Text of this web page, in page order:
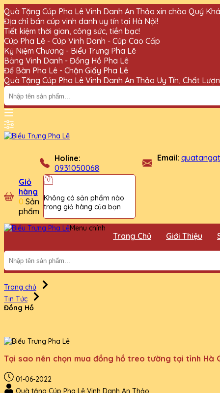
Quà Tặng Cúp Pha Lê Vinh Danh An Thảo xin chào Quý
Địa chỉ bán cúp vinh danh uy tín tại Hà Nội!
Tiết kiệm thời gian, công sức, tiền bạc!
Cúp Pha Lê - Cúp Vinh Danh - Cúp Cao Cấp
Kỷ Niệm Chương - Biểu Trưng Pha Lê
Bảng Vinh Danh - Đồng Hồ Pha Lê
Để Bàn Pha Lê - Chặn Giấy Pha Lê
Quà Tặng Cúp Pha Lê Vinh Danh An Thảo Uy Tín, Chất
Holine:
0931050068
Email:
Giỏ
hàng
0 Sản
phẩm
Không có sản phẩm nào
trong giỏ hàng của bạn
Menu chính
Trang Chủ Giới Thiệu
Trang chủ
Tin Tức
Đồng Hồ
Tại sao nên chọn mua đồng hồ treo tường tại tỉnh Hà
01-06-2022
Quà tặng Cúp Pha Lê Vinh Danh An Thảo